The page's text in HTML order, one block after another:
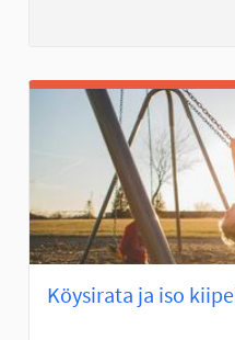
Köysirata ja iso